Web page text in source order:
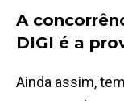
A
DIGI é a
Ainda assim,